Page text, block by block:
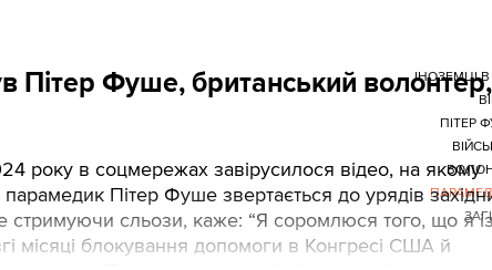
Пітер Фуше, британський волонтер,
року в соцмережах завірусилося відео, на якому
Пітер Фуше звертається до урядів
стримуючи сльози, каже: “Я соромлюся того, що я
місяці блокування допомоги в Конгресі США й
ІНОЗЕМЦІ
ПІТЕР